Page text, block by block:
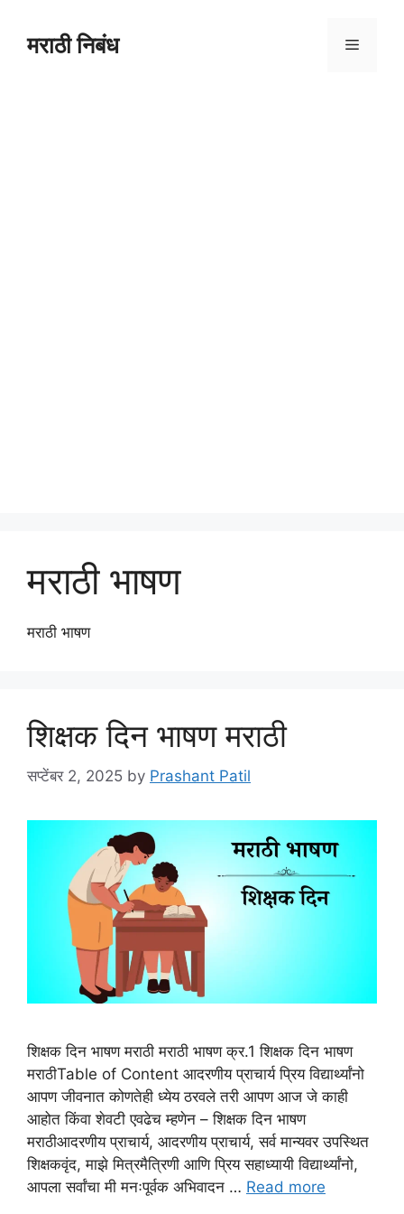
मराठी निबंध
मराठी भाषण
मराठी भाषण
शिक्षक दिन भाषण मराठी
सप्टेंबर 2, 2025 by Prashant Patil
शिक्षक दिन भाषण मराठी मराठी भाषण क्र.1 शिक्षक दिन भाषण
मराठीTable of Content आदरणीय प्राचार्य प्रिय विद्यार्थ्यांनो
आपण जीवनात कोणतेही ध्येय ठरवले तरी आपण आज जे काही
आहोत किंवा शेवटी एवढेच म्हणेन – शिक्षक दिन भाषण
मराठीआदरणीय प्राचार्य, आदरणीय प्राचार्य, सर्व मान्यवर उपस्थित
शिक्षकवृंद, माझे मित्रमैत्रिणी आणि प्रिय सहाध्यायी विद्यार्थ्यांनो,
आपला सर्वांचा मी मनःपूर्वक अभिवादन … Read more